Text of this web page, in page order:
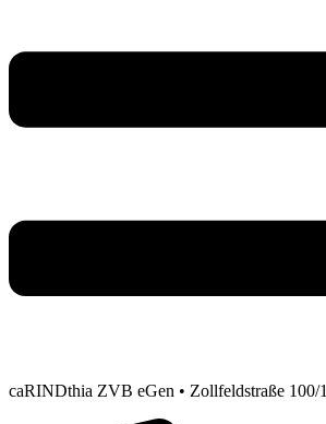
caRINDthia ZVB eGen • Zollfeldstraße 100/